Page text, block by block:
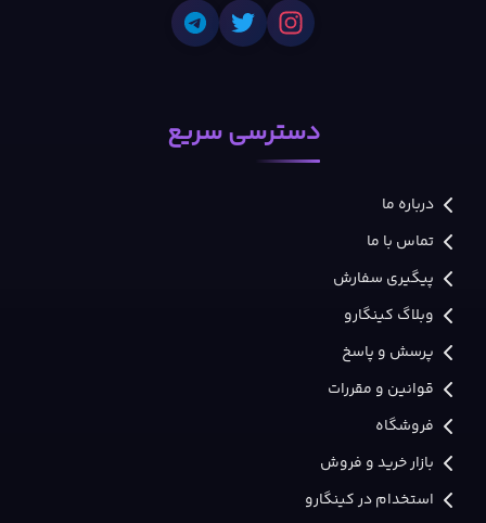
دسترسی سریع
درباره ما
تماس با ما
پیگیری سفارش
وبلاگ کینگارو
پرسش و پاسخ
قوانین و مقررات
فروشگاه
بازار خرید و فروش
استخدام در کینگارو